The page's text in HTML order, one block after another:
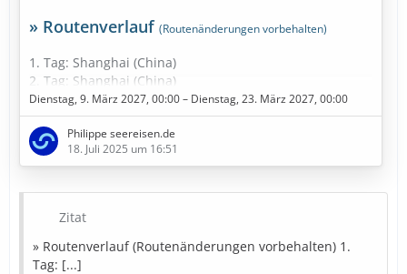
» Routenverlauf (Routenänderungen vorbehalten)
1. Tag: Shanghai (China)
2. Tag: Shanghai (China)
3. Tag: Seetag
4. Tag: Incheon (Südkorea)
5. Tag: Incheon (Südkorea)
6. Tag: Insel Jeju (Südkorea)
7. Tag: Busan (Südkorea)
8. Tag: Fukuoka (Japan)
9. Tag: Hiroshima (Japan)
10. Tag: Kobe (Japan)
11. Tag: Kobe (Japan)
12. Tag: Kobe (Japan)
Dienstag, 9. März 2027, 00:00 – Dienstag, 23. März 2027, 00:00
Philippe seereisen.de
18. Juli 2025 um 16:51
Zitat
» Routenverlauf (Routenänderungen vorbehalten) 1.
Tag: [...]